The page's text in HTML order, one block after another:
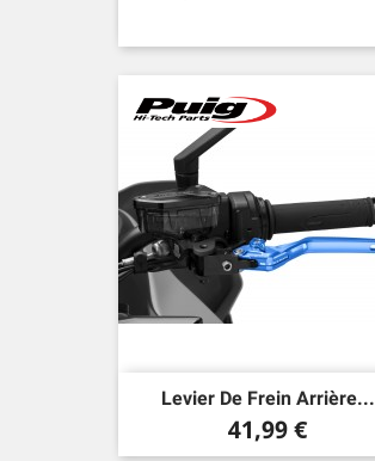
Levier De Frein Arrière...
Prix
41,99 €